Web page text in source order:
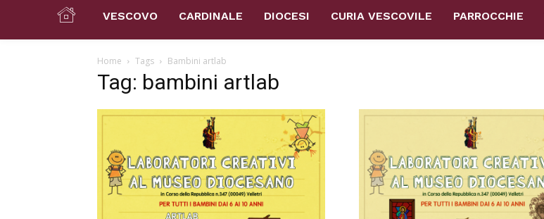
VESCOVO CARDINALE DIOCESI CURIA VESCOVILE PARROCCHIE
Home Tags Bambini artlab
Tag: bambini artlab